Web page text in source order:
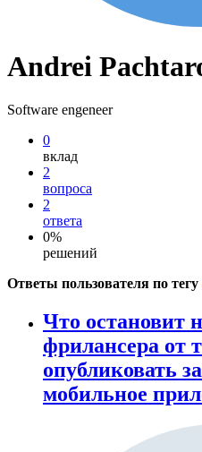
Andrei
Software engeneer
0
вклад
2
вопроса
2
ответа
0%
решений
Ответы пользователя по тегу
Что остановит
фрилансера от
опубликовать
мобильное